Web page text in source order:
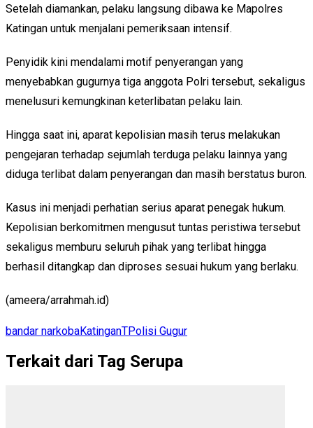
Setelah diamankan, pelaku langsung dibawa ke Mapolres
Katingan untuk menjalani pemeriksaan intensif.
Penyidik kini mendalami motif penyerangan yang
menyebabkan gugurnya tiga anggota Polri tersebut, sekaligus
menelusuri kemungkinan keterlibatan pelaku lain.
Hingga saat ini, aparat kepolisian masih terus melakukan
pengejaran terhadap sejumlah terduga pelaku lainnya yang
diduga terlibat dalam penyerangan dan masih berstatus buron.
Kasus ini menjadi perhatian serius aparat penegak hukum.
Kepolisian berkomitmen mengusut tuntas peristiwa tersebut
sekaligus memburu seluruh pihak yang terlibat hingga
berhasil ditangkap dan diproses sesuai hukum yang berlaku.
(ameera/arrahmah.id)
bandar narkobaKatinganTPolisi Gugur
Terkait dari Tag Serupa